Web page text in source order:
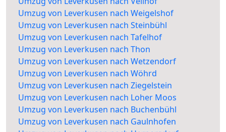
Umzug von Leverkusen nach Weigelshof
Umzug von Leverkusen nach Steinbühl
Umzug von Leverkusen nach Tafelhof
Umzug von Leverkusen nach Thon
Umzug von Leverkusen nach Wetzendorf
Umzug von Leverkusen nach Wöhrd
Umzug von Leverkusen nach Ziegelstein
Umzug von Leverkusen nach Loher Moos
Umzug von Leverkusen nach Buchenbühl
Umzug von Leverkusen nach Gaulnhofen